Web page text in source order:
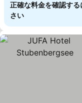
正確な料金を確認す
さい